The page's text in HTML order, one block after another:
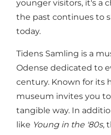
younger visitors, it's a
the past continues to
today.
Tidens Samling is a
Odense dedicated to
century. Known for its
museum invites you
tangible way. In
like Young in the '80s,